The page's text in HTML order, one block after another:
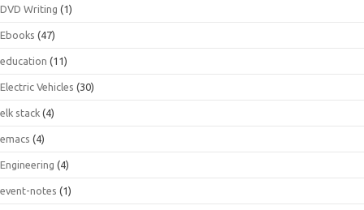
DVD Writing (1)
Ebooks (47)
education (11)
Electric Vehicles (30)
elk stack (4)
emacs (4)
Engineering (4)
event-notes (1)